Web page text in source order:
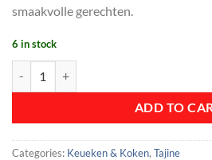
smaakvolle gerechten.
6 in stock
ADD TO
Categories: Keueken & Koken, Tajine